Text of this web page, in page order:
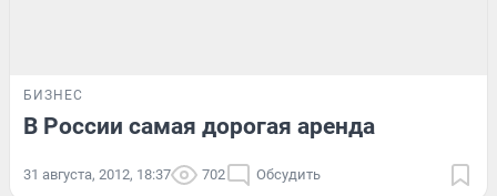
БИЗНЕС
В России самая дорогая аренда
31 августа, 2012, 18:37 702 Обсудить